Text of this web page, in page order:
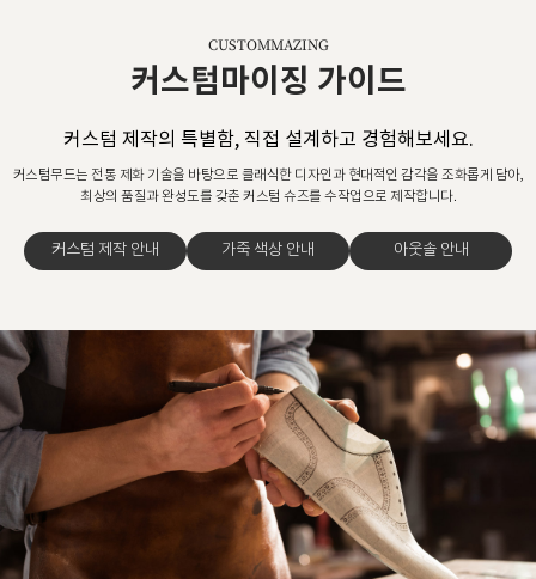
CUSTOMMAZING
커스텀마이징 가이드
커스텀 제작의 특별함, 직접 설계하고 경험해보세요.
커스텀무드는 전통 제화 기술을 바탕으로 클래식한 디자인과 현대적인 감각을 조화롭게 담아,
최상의 품질과 완성도를 갖춘 커스텀 슈즈를 수작업으로 제작합니다.
커스텀 제작 안내 가죽 색상 안내 아웃솔 안내